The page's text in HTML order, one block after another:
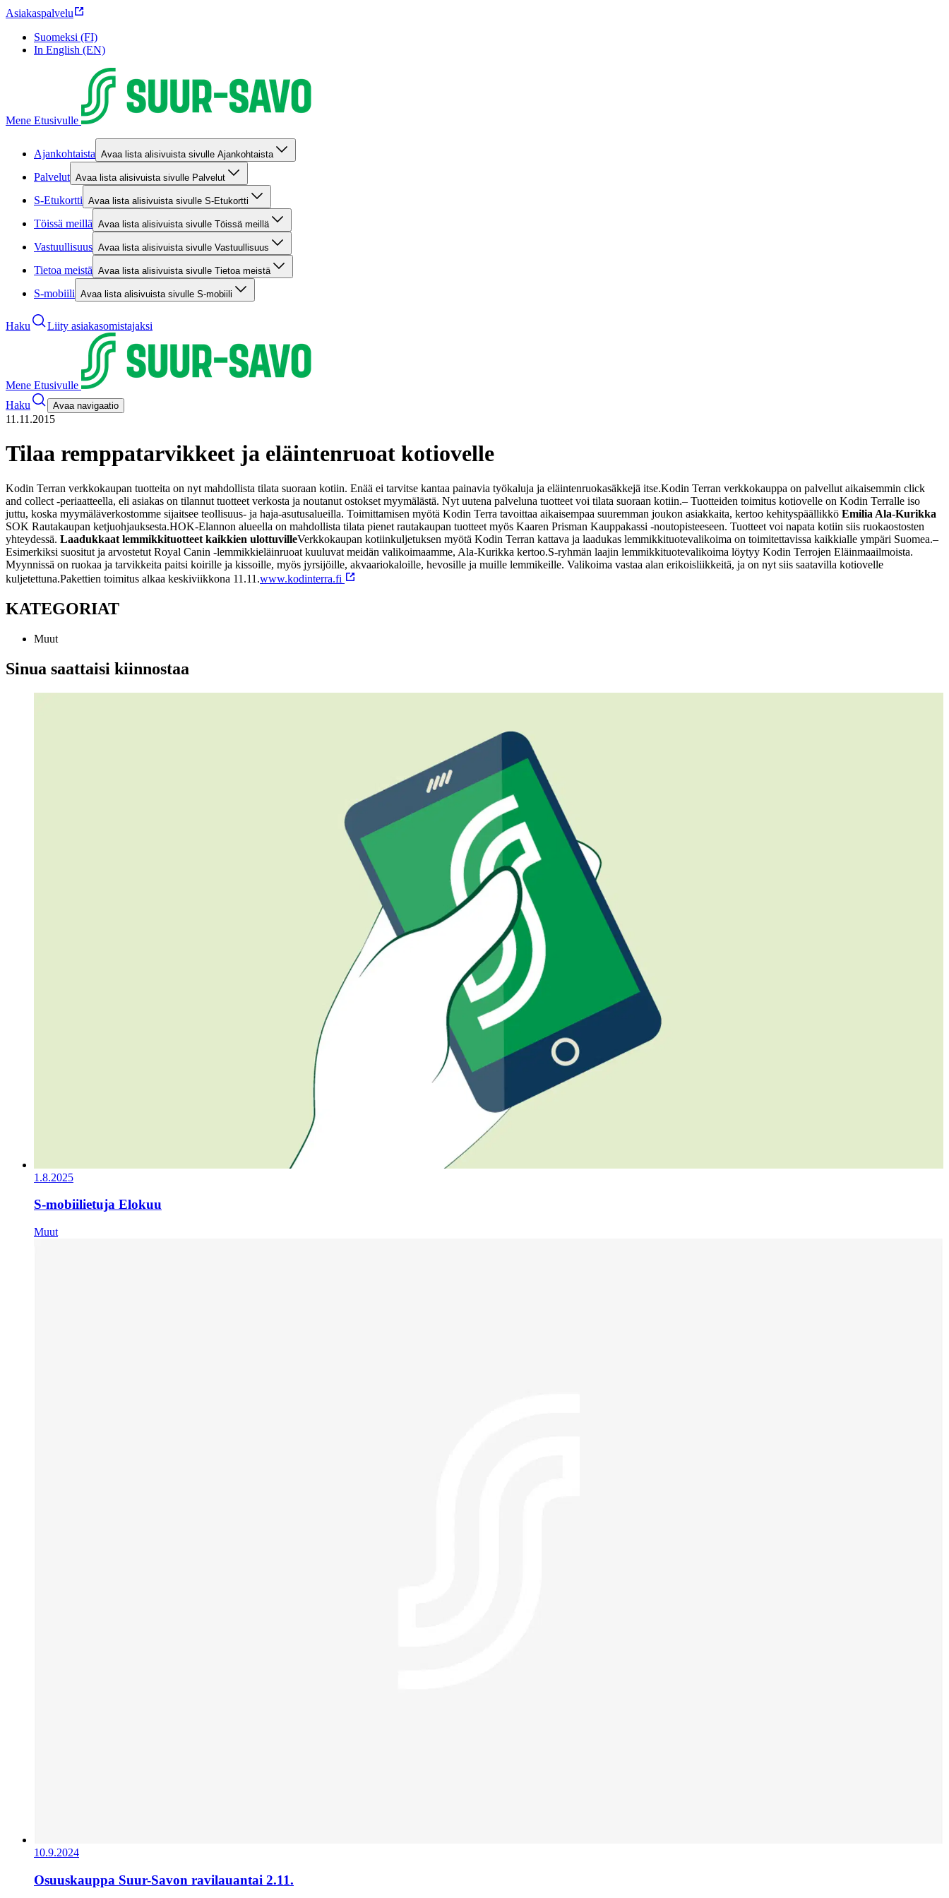
Asiakaspalvelu
Suomeksi (FI)
In English (EN)
Mene Etusivulle
Ajankohtaista Avaa lista alisivuista sivulle Ajankohtaista
Palvelut Avaa lista alisivuista sivulle Palvelut
S-Etukortti Avaa lista alisivuista sivulle S-Etukortti
Töissä meillä Avaa lista alisivuista sivulle Töissä meillä
Vastuullisuus Avaa lista alisivuista sivulle Vastuullisuus
Tietoa meistä Avaa lista alisivuista sivulle Tietoa meistä
S-mobiili Avaa lista alisivuista sivulle S-mobiili
Haku Liity asiakasomistajaksi
Mene Etusivulle
Haku
Avaa navigaatio
11.11.2015
Tilaa remppatarvikkeet ja eläintenruoat kotiovelle
Kodin Terran verkkokaupan tuotteita on nyt mahdollista tilata suoraan kotiin. Enää ei tarvitse kantaa painavia työkaluja ja eläintenruokasäkkejä itse.Kodin Terran verkkokauppa on palvellut aikaisemmin click
and collect -periaatteella, eli asiakas on tilannut tuotteet verkosta ja noutanut ostokset myymälästä. Nyt uutena palveluna tuotteet voi tilata suoraan kotiin.– Tuotteiden toimitus kotiovelle on Kodin Terralle iso
juttu, koska myymäläverkostomme sijaitsee teollisuus- ja haja-asutusalueilla. Toimittamisen myötä Kodin Terra tavoittaa aikaisempaa suuremman joukon asiakkaita, kertoo kehityspäällikkö Emilia Ala-Kurikka
SOK Rautakaupan ketjuohjauksesta.HOK-Elannon alueella on mahdollista tilata pienet rautakaupan tuotteet myös Kaaren Prisman Kauppakassi -noutopisteeseen. Tuotteet voi napata kotiin siis ruokaostosten
yhteydessä. Laadukkaat lemmikkituotteet kaikkien ulottuvilleVerkkokaupan kotiinkuljetuksen myötä Kodin Terran kattava ja laadukas lemmikkituotevalikoima on toimitettavissa kaikkialle ympäri Suomea.–
Esimerkiksi suositut ja arvostetut Royal Canin -lemmikkieläinruoat kuuluvat meidän valikoimaamme, Ala-Kurikka kertoo.S-ryhmän laajin lemmikkituotevalikoima löytyy Kodin Terrojen Eläinmaailmoista.
Myynnissä on ruokaa ja tarvikkeita paitsi koirille ja kissoille, myös jyrsijöille, akvaariokaloille, hevosille ja muille lemmikeille. Valikoima vastaa alan erikoisliikkeitä, ja on nyt siis saatavilla kotiovelle
kuljetettuna.Pakettien toimitus alkaa keskiviikkona 11.11.www.kodinterra.fi
KATEGORIAT
Muut
Sinua saattaisi kiinnostaa
1.8.2025
S-mobiilietuja Elokuu
Muut
10.9.2024
Osuuskauppa Suur-Savon ravilauantai 2.11.